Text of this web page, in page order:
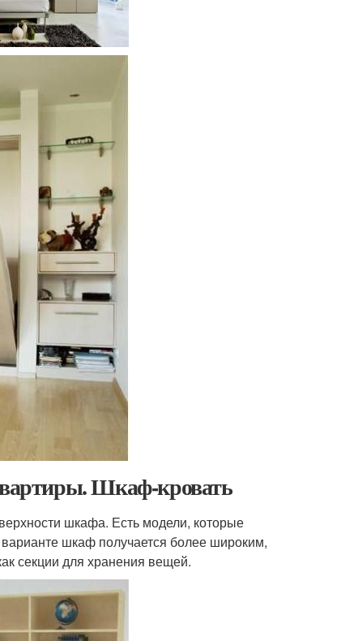
Шкаф-кровать
шкафа. Есть модели, которые
шкаф получается более широким,
секции для хранения вещей.